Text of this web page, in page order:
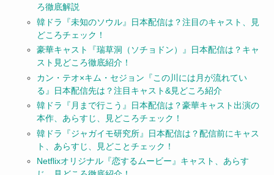
ろ徹底解説
韓ドラ『未知のソウル』日本配信は？注目のキャスト、見
どころチェック！
豪華キャスト『瑞草洞（ソチョドン）』日本配信は？キャ
スト見どころ徹底紹介！
カン・テオ×キム・セジョン『この川には月が流れてい
る』日本配信先は？注目キャスト&見どころ紹介
韓ドラ『月まで行こう』日本配信は？豪華キャスト出演の
本作、あらすじ、見どころチェック！
韓ドラ『ジャガイモ研究所』日本配信は？配信前にキャス
ト、あらすじ、見どことチェック！
Netflixオリジナル『恋するムービー』キャスト、あらす